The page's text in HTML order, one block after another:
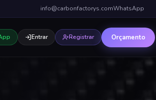
info@carbonfactorys.comWhatsApp
Entrar Registrar Orçamento